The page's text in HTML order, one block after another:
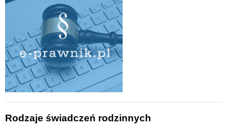
Rodzaje świadczeń rodzinnych